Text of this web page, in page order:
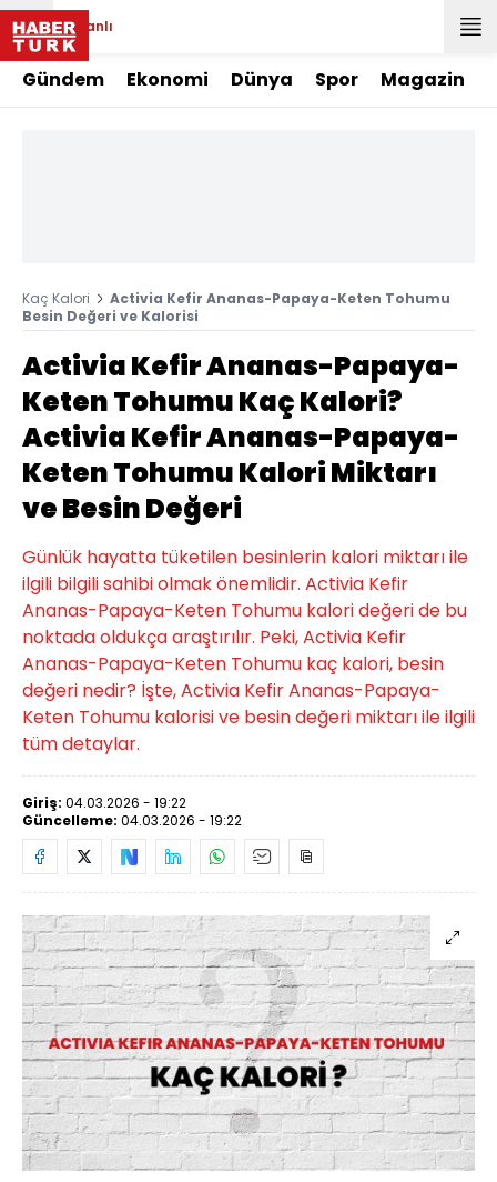
Canlı
Gündem Ekonomi Dünya Spor Magazin
Kaç Kalori
Activia Kefir Ananas-Papaya-Keten Tohumu
Besin Değeri ve Kalorisi
Activia Kefir Ananas-Papaya-
Keten Tohumu Kaç Kalori?
Activia Kefir Ananas-Papaya-
Keten Tohumu Kalori Miktarı
ve Besin Değeri
Günlük hayatta tüketilen besinlerin kalori miktarı ile
ilgili bilgili sahibi olmak önemlidir. Activia Kefir
Ananas-Papaya-Keten Tohumu kalori değeri de bu
noktada oldukça araştırılır. Peki, Activia Kefir
Ananas-Papaya-Keten Tohumu kaç kalori, besin
değeri nedir? İşte, Activia Kefir Ananas-Papaya-
Keten Tohumu kalorisi ve besin değeri miktarı ile ilgili
tüm detaylar.
Giriş: 04.03.2026 - 19:22
Güncelleme: 04.03.2026 - 19:22